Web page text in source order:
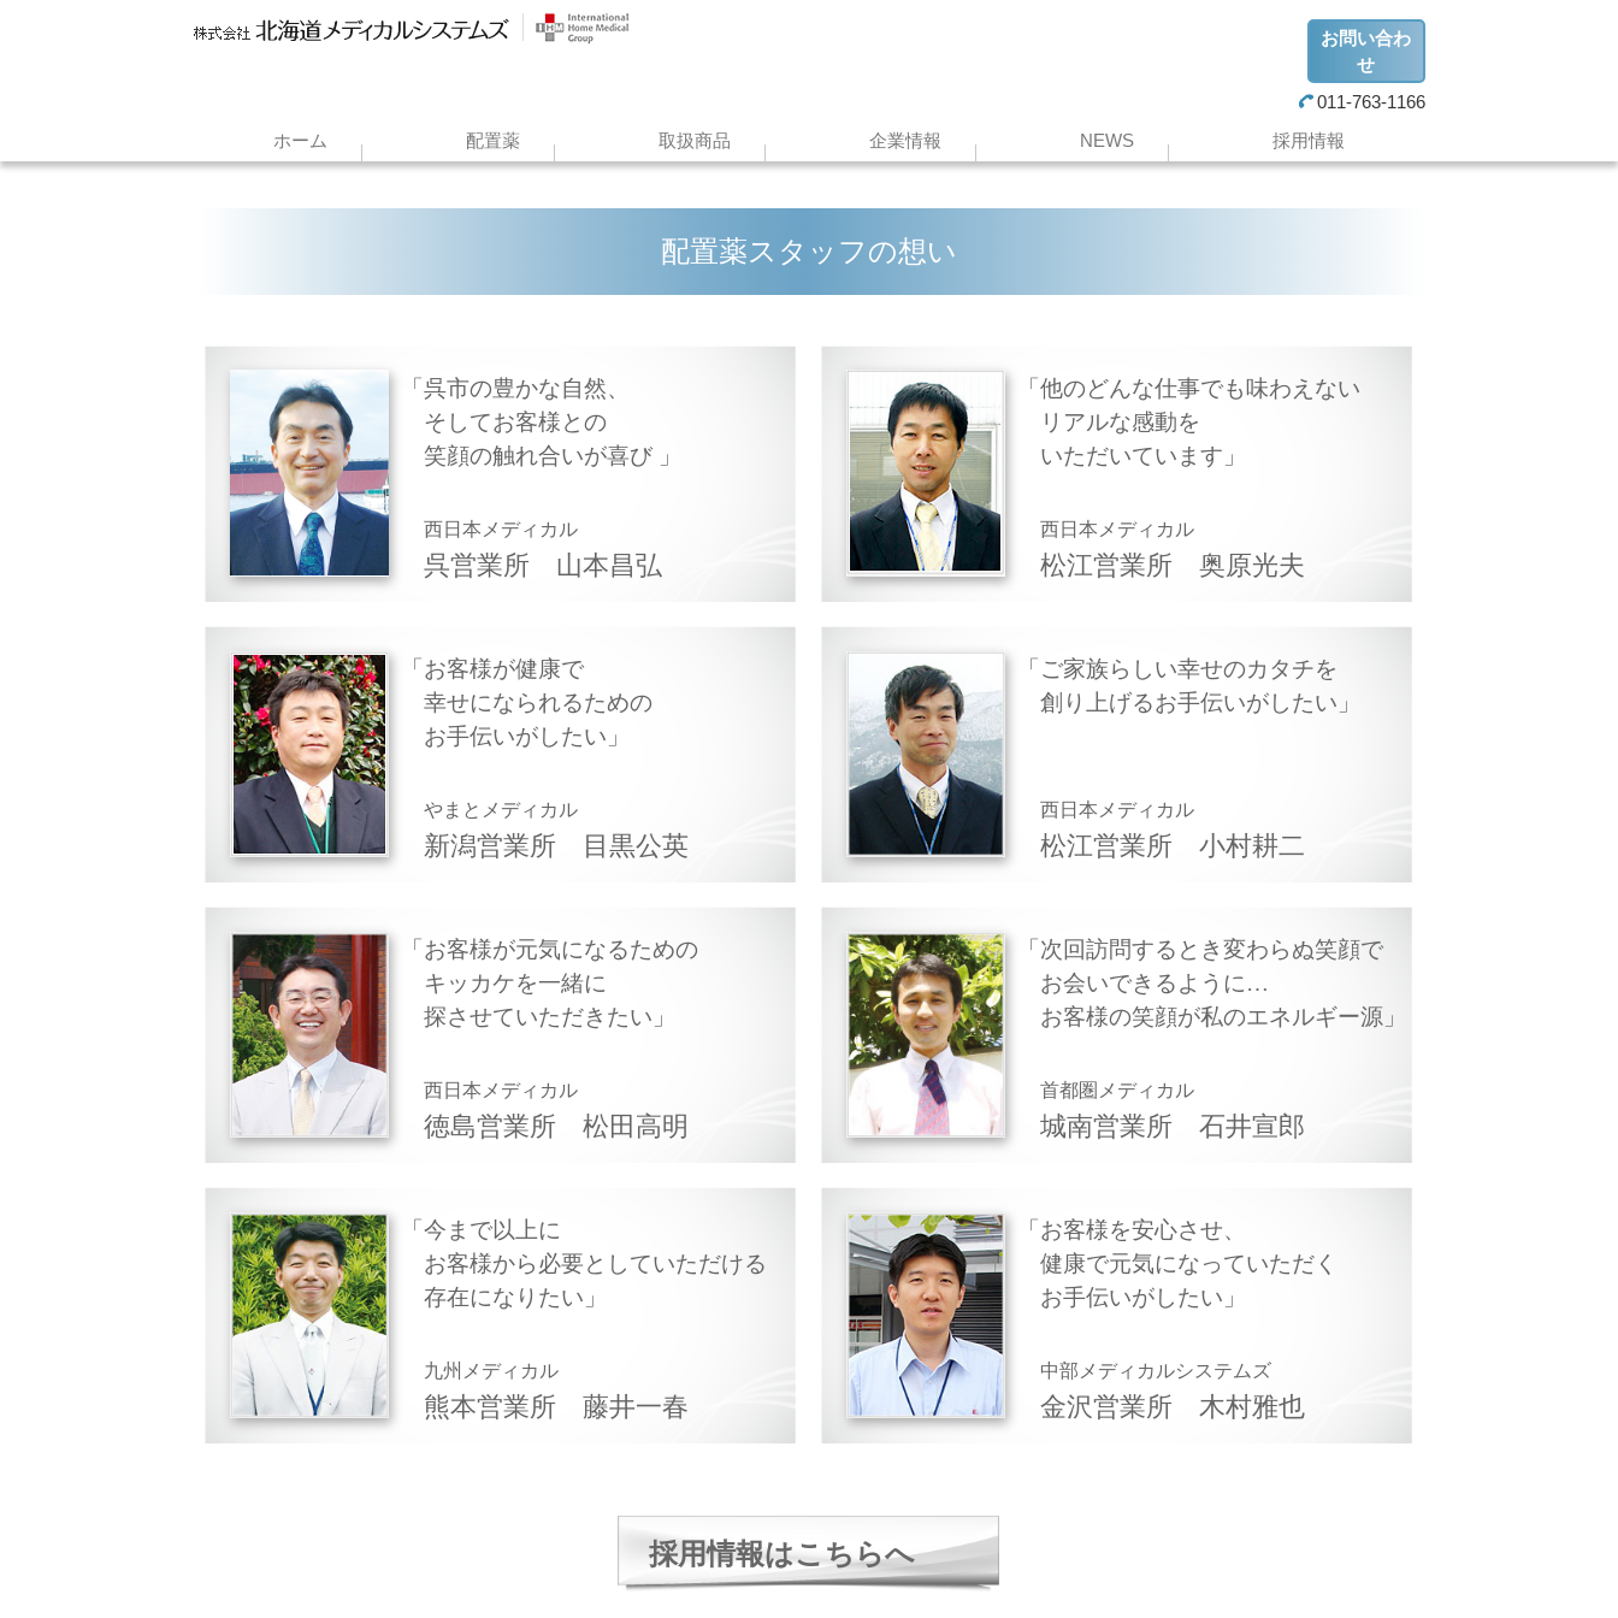
お問い合わ
せ
011-763-1166
ホーム
配置薬 取扱商品 企業情報 NEWS 採用情報
配置薬スタッフの想い
呉市の豊かな自然、
そしてお客様との
笑顔の触れ合いが喜び
西日本メディカル
呉営業所 山本昌弘
他のどんな仕事でも味わえない
リアルな感動を
いただいています
西日本メディカル
松江営業所 奥原光夫
お客様が健康で
幸せになられるための
お手伝いがしたい
やまとメディカル
新潟営業所 目黒公英
ご家族らしい幸せのカタチを
創り上げるお手伝いがしたい
西日本メディカル
松江営業所 小村耕二
お客様が元気になるための
キッカケを一緒に
探させていただきたい
西日本メディカル
徳島営業所 松田高明
次回訪問するとき変わらぬ笑顔で
お会いできるように…
お客様の笑顔が私のエネルギー源
首都圏メディカル
城南営業所 石井宣郎
今まで以上に
お客様から必要としていただける
存在になりたい
九州メディカル
熊本営業所 藤井一春
お客様を安心させ、
健康で元気になっていただく
お手伝いがしたい
中部メディカルシステムズ
金沢営業所 木村雅也
採用情報はこちらへ